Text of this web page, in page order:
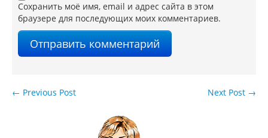
Сохранить моё имя, email и адрес сайта в этом
браузере для последующих моих комментариев.
Next Post →
← Previous Post